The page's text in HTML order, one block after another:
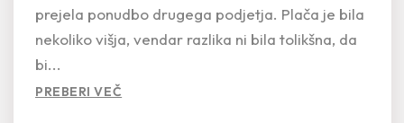
prejela ponudbo drugega podjetja. Plača je bila
nekoliko višja, vendar razlika ni bila tolikšna, da
bi...
PREBERI VEČ